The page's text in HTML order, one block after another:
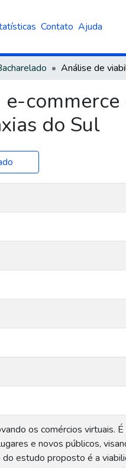
Contato Ajuda
commerce
do Sul
os comércios virtuais.
e novos públicos,
estudo proposto é a